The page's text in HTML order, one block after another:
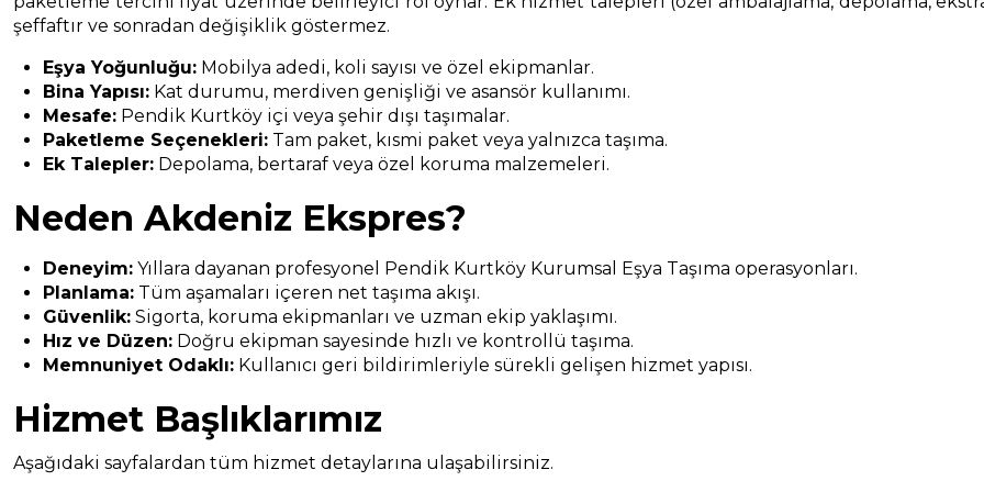
şeffaftır ve sonradan değişiklik göstermez.
Eşya Yoğunluğu: Mobilya adedi, koli sayısı ve özel ekipmanlar.
Bina Yapısı: Kat durumu, merdiven genişliği ve asansör kullanımı.
Mesafe: Pendik Kurtköy içi veya şehir dışı taşımalar.
Paketleme Seçenekleri: Tam paket, kısmi paket veya yalnızca taşıma.
Ek Talepler: Depolama, bertaraf veya özel koruma malzemeleri.
Neden Akdeniz Ekspres?
Deneyim: Yıllara dayanan profesyonel Pendik Kurtköy Kurumsal Eşya Taşıma operasyonları.
Planlama: Tüm aşamaları içeren net taşıma akışı.
Güvenlik: Sigorta, koruma ekipmanları ve uzman ekip yaklaşımı.
Hız ve Düzen: Doğru ekipman sayesinde hızlı ve kontrollü taşıma.
Memnuniyet Odaklı: Kullanıcı geri bildirimleriyle sürekli gelişen hizmet yapısı.
Hizmet Başlıklarımız
Aşağıdaki sayfalardan tüm hizmet detaylarına ulaşabilirsiniz.